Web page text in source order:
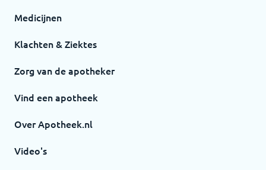
Medicijnen
Klachten & Ziektes
Zorg van de apotheker
Vind een apotheek
Over Apotheek.nl
Video's